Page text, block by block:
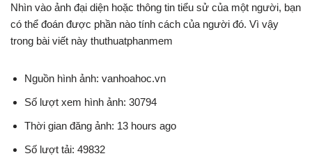
Nhìn vào ảnh đại diện hoặc thông tin tiểu sử của một người, bạn
có thể đoán được phần nào tính cách của người đó. Vì vậy
trong bài viết này thuthuatphanmem
Nguồn hình ảnh: vanhoahoc.vn
Số lượt xem hình ảnh: 30794
Thời gian đăng ảnh: 13 hours ago
Số lượt tải: 49832